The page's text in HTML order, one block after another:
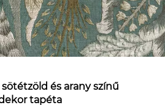
és arany színű
tapéta